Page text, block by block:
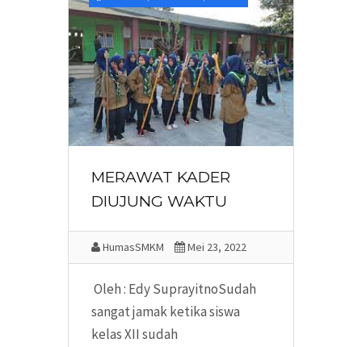
MERAWAT KADER
DIUJUNG WAKTU
HumasSMKM Mei 23, 2022
Oleh : Edy SuprayitnoSudah
sangat jamak ketika siswa
kelas XII sudah